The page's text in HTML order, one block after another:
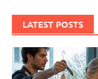
LATEST POSTS